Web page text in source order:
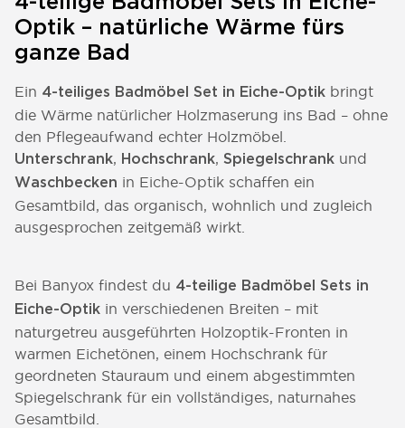
Optik – natürliche Wärme fürs
ganze Bad
Ein 4-teiliges Badmöbel Set in Eiche-Optik bringt
die Wärme natürlicher Holzmaserung ins Bad – ohne
den Pflegeaufwand echter Holzmöbel.
Unterschrank, Hochschrank, Spiegelschrank und
Waschbecken in Eiche-Optik schaffen ein
Gesamtbild, das organisch, wohnlich und zugleich
ausgesprochen zeitgemäß wirkt.
Bei Banyox findest du 4-teilige Badmöbel Sets in
Eiche-Optik in verschiedenen Breiten – mit
naturgetreu ausgeführten Holzoptik-Fronten in
warmen Eichetönen, einem Hochschrank für
geordneten Stauraum und einem abgestimmten
Spiegelschrank für ein vollständiges, naturnahes
Gesamtbild.